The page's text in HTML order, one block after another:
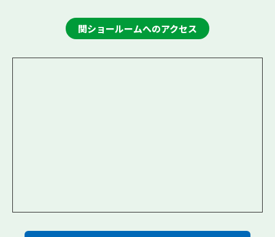
関ショールームへのアクセス